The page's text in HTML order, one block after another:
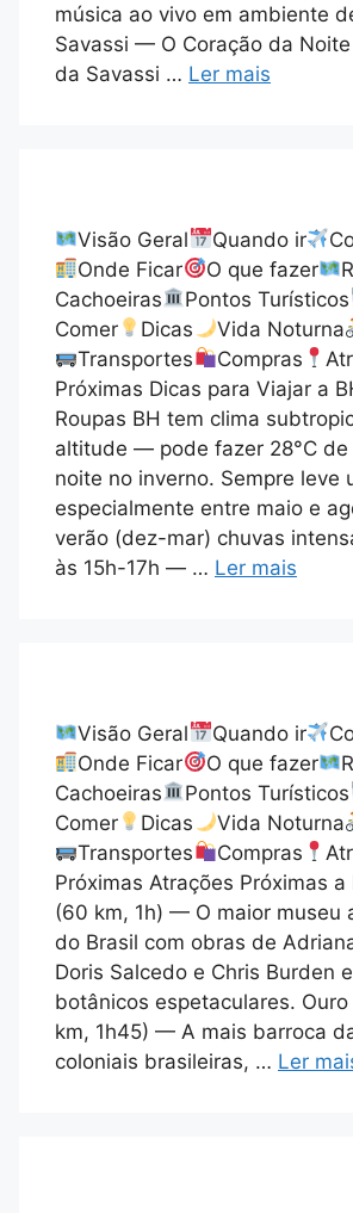
música ao vivo em ambiente
Savassi — O Coração da
da Savassi … Ler mais
Visão Geral Quando ir
Onde Ficar
O que fazer
Cachoeiras
Pontos Turísticos
Comer
Dicas Vida Noturna
Transportes
Compras
Próximas Dicas para Viajar a
Roupas BH tem clima
altitude — pode fazer 28°C de
noite no inverno. Sempre leve
especialmente entre maio e
verão (dez-mar) chuvas
às 15h-17h — … Ler mais
Visão Geral Quando ir
Onde Ficar
O que fazer
Cachoeiras
Pontos Turísticos
Comer
Dicas Vida Noturna
Transportes
Compras
Próximas Atrações Próximas a
(60 km, 1h) — O maior museu
do Brasil com obras de
Doris Salcedo e Chris Burden
botânicos espetaculares.
km, 1h45) — A mais barroca
coloniais brasileiras, … Ler